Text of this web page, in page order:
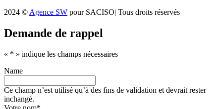
2024 © Agence SW pour SACISO| Tous droits réservés
Demande de rappel
« * » indique les champs nécessaires
Name
Ce champ n’est utilisé qu’à des fins de validation et devrait rester
inchangé.